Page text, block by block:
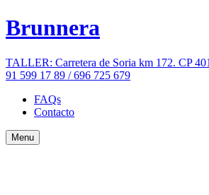
Brunnera
TALLER: Carretera de Soria km 172. CP
91 599 17 89 / 696 725 679
FAQs
Contacto
Menu